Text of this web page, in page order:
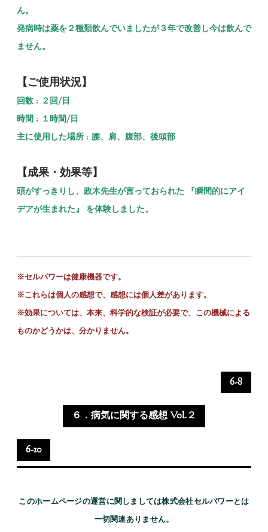
ん。
発病時は薬を２種類飲んでいましたが３年で改善し今は飲んで
ません。
【ご使用状況】
回数 : ２回/日
時間 : １時間/日
主に使用した場所 : 腰、肩、腹部、後頭部
【成果・効果等】
頭がすっきりし、政木先生が言っておられた 『瞬間的にアイ
デアが生まれた』 を体験しました。
※セルパワーは健康機器です。
※これらは個人の感想で、感想には個人差があります。
※効果については、本来、科学的な検証が必要で、この機械による
ものかどうかは、分かりません。
6-8
６．病気に関する感想 Vol.２
6-10
このホームページの運営に関しましては株式会社セルパワーとは
一切関連ありません。